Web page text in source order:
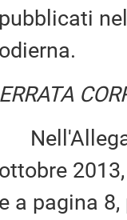
pubblicati
odierna.
ERRATA
ottobre
e a pagina